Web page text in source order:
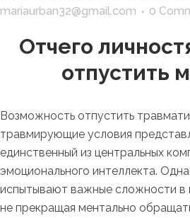
mariaurban32@gmail.com
0
Отчего
отпустить
Возможность отпустить
травмирующие условия
единственный из центральных
эмоционального интеллекта.
испытывают важные сложности в
не прекращая ментально